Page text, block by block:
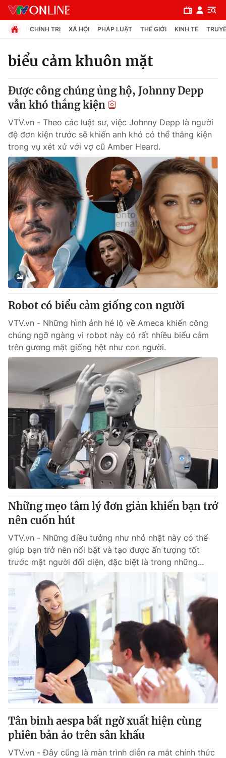
Chuyên mục
Chính trị
Xã hội
Pháp luật
Y tế
Thế giới
Tin tức
Thế giới đó đây
Câu chuyện quốc tế
Kinh tế
Tài chính
Thị trường
Góc doanh nghiệp
Dữ liệu và đời sống
Truyền hình
Phim VTV
Hậu trường
Khán giả
Giải sao mai
Giải trí
Điện ảnh
Sao
Du lịch
Làm đẹp
Chất lượng cuộc sống
Giáo dục
Tuyển sinh
Học trực tuyến
Công nghệ
Hitech Công nghệ tương lai
Sản phẩm
Thị trường
Tư vấn
Giao lưu trực tuyến
Lịch phát sóng
Chuyên mục khác
Emagazine Podcast
Photo Infographic
Video Shorts video
VTV Money VTV Thể thao
VTV Sức khoẻ Bất động sản
Thị trường 24h Tấm lòng Việt
VTV4 Vươn mình bằng AI
VTV9
CHÍNH TRỊ XÃ HỘI PHÁP LUẬT THẾ GIỚI KINH TẾ
biểu cảm khuôn mặt
Được công chúng ủng hộ, Johnny Depp
vẫn khó thắng kiện
VTV.vn - Theo các luật sư, việc Johnny Depp là người
đệ đơn kiện trước sẽ khiến anh khó có thể thắng kiện
trong vụ xét xử với vợ cũ Amber Heard.
Robot có biểu cảm giống con người
VTV.vn - Những hình ảnh hé lộ về Ameca khiến công
chúng ngỡ ngàng vì robot này có rất nhiều biểu cảm
trên gương mặt giống hệt như con người.
Những mẹo tâm lý đơn giản khiến bạn trở
nên cuốn hút
VTV.vn - Những điều tưởng như nhỏ nhặt này có thể
giúp bạn trở nên nổi bật và tạo được ấn tượng tốt
trước mặt người đối diện, đặc biệt là trong những...
Tân binh aespa bất ngờ xuất hiện cùng
phiên bản ảo trên sân khấu
VTV.vn - Đây cũng là màn trình diễn ra mắt chính thức